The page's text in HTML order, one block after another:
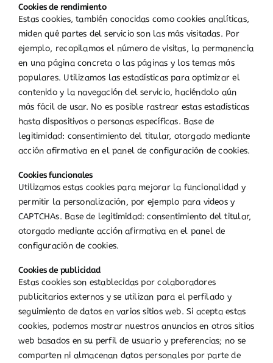
Cookies de rendimiento
Estas cookies, también conocidas como cookies analíticas,
miden qué partes del servicio son las más visitadas. Por
ejemplo, recopilamos el número de visitas, la permanencia
en una página concreta o las páginas y los temas más
populares. Utilizamos las estadísticas para optimizar el
contenido y la navegación del servicio, haciéndolo aún
más fácil de usar. No es posible rastrear estas estadísticas
hasta dispositivos o personas específicas. Base de
legitimidad: consentimiento del titular, otorgado mediante
acción afirmativa en el panel de configuración de cookies.
Cookies funcionales
Utilizamos estas cookies para mejorar la funcionalidad y
permitir la personalización, por ejemplo para videos y
CAPTCHAs. Base de legitimidad: consentimiento del titular,
otorgado mediante acción afirmativa en el panel de
configuración de cookies.
Cookies de publicidad
Estas cookies son establecidas por colaboradores
publicitarios externos y se utilizan para el perfilado y
seguimiento de datos en varios sitios web. Si acepta estas
cookies, podemos mostrar nuestros anuncios en otros sitios
web basados en su perfil de usuario y preferencias; no se
comparten ni almacenan datos personales por parte de